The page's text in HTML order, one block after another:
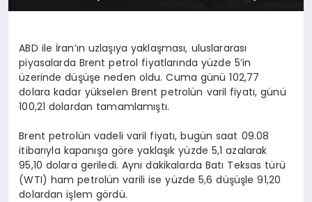
TEKNOLOJI
ABD ile İran’ın uzlaşıya yaklaşması, uluslararası
piyasalarda Brent petrol fiyatlarında yüzde 5’in
üzerinde düşüşe neden oldu. Cuma günü 102,77
dolara kadar yükselen Brent petrolün varil fiyatı, günü
100,21 dolardan tamamlamıştı.
Brent petrolün vadeli varil fiyatı, bugün saat 09.08
itibarıyla kapanışa göre yaklaşık yüzde 5,1 azalarak
95,10 dolara geriledi. Aynı dakikalarda Batı Teksas türü
(WTI) ham petrolün varili ise yüzde 5,6 düşüşle 91,20
dolardan işlem gördü.